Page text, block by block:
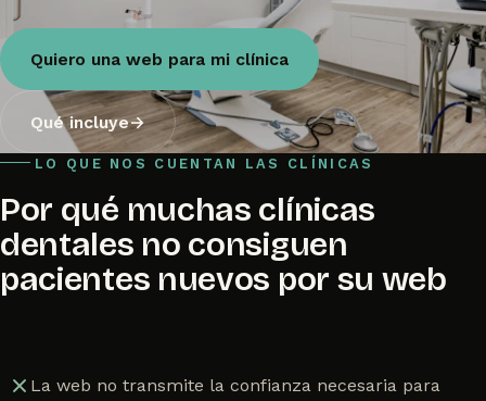
Quiero una web para mi clínica
Qué incluye→
LO QUE NOS CUENTAN LAS CLÍNICAS
Por qué muchas clínicas
dentales no consiguen
pacientes nuevos por su web
La web no transmite la confianza necesaria para